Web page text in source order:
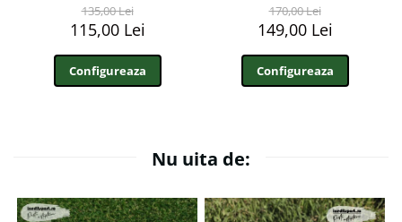
135,00 Lei
115,00 Lei
Configureaza
170,00 Lei
149,00 Lei
Configureaza
Nu uita de: